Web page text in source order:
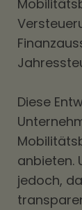
Diese
anbieten.
jedoch,